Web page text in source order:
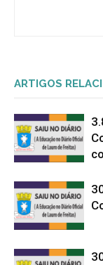
ARTIGOS